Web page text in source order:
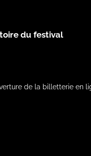
du festival
de la billetterie en